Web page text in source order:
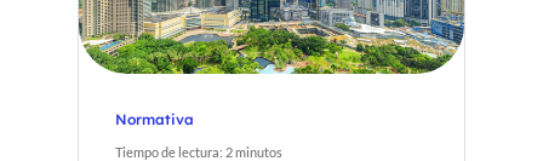
Normativa
Tiempo de lectura: 2minutos